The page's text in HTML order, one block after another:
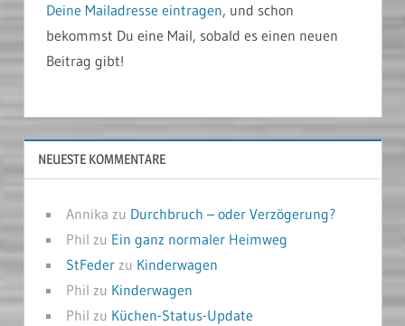
Deine Mailadresse eintragen, und schon
bekommst Du eine Mail, sobald es einen neuen
Beitrag gibt!
NEUESTE KOMMENTARE
Annika zu Durchbruch – oder Verzögerung?
Phil zu Ein ganz normaler Heimweg
StFederzu Kinderwagen
Phil zu Kinderwagen
Phil zu Küchen-Status-Update